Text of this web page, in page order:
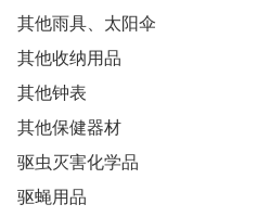
其他雨具、太阳伞
其他收纳用品
其他钟表
其他保健器材
驱虫灭害化学品
驱蝇用品